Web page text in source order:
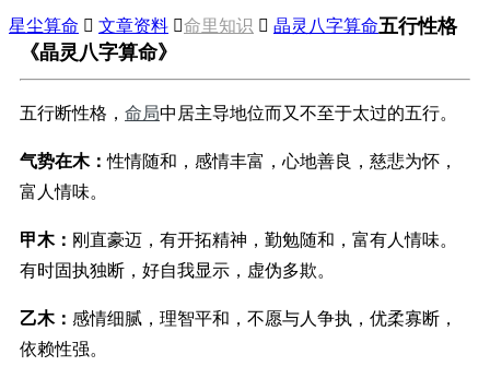
星尘算命  文章资料 命里知识  晶灵八字算命五行性格
《晶灵八字算命》
五行断性格， 命局中居主导地位而又不至于太过的五行。
气势在木：性情随和，感情丰富，心地善良，慈悲为怀，
富人情味。
甲木： 刚直豪迈，有开拓精神，勤勉随和，富有人情味。
有时固执独断，好自我显示，虚伪多欺。
乙木： 感情细腻，理智平和，不愿与人争执，优柔寡断，
依赖性强。